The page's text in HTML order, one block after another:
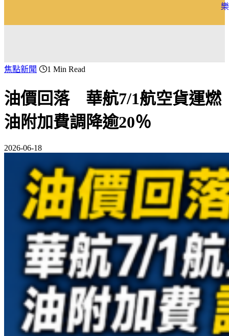
樂
焦點新聞 1 Min Read
油價回落 華航7/1航空貨運燃
油附加費調降逾20％
2026-06-18